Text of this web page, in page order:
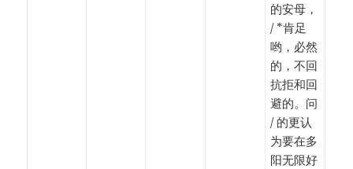
的安母，
/ *肯足
哟，必然
的，不回
抗拒和回
避的。问
/ 的更认
为要在多
阳无限好